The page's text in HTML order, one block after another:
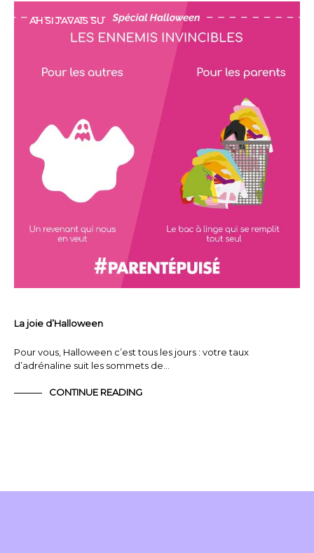
AH SI J'AVAIS SU
La joie d’Halloween
Pour vous, Halloween c’est tous les jours : votre taux
d’adrénaline suit les sommets de…
CONTINUE READING